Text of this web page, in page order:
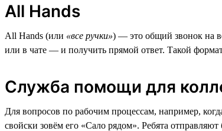
All Hands
All Hands (или «все ручки») — это общий звонок на
или в чате — и получить прямой ответ. Такой
Служба помощи для
Для вопросов по рабочим процессам, например,
свойски зовём его «Сало рядом». Ребята